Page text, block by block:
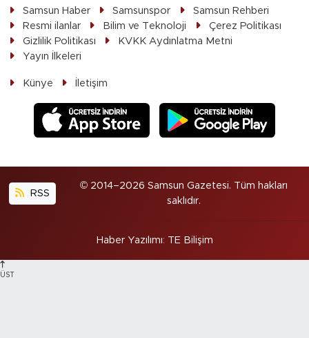
Samsun Haber Samsunspor
Samsun Rehberi
Resmi ilanlar
Bilim ve Teknoloji
Çerez Politikası
Gizlilik Politikası
KVKK Aydınlatma Metni
Yayın İlkeleri
Künye İletişim
RSS
© 2014–2026 Samsun Gazetesi. Tüm hakları
saklıdır.
Haber Yazılımı: TE Bilişim
ÜST